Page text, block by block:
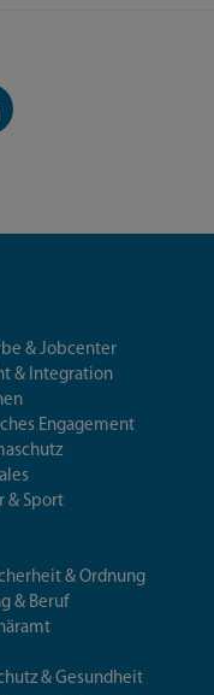
& Jobcenter
& Integration
Engagement
& Sport
& Ordnung
& Beruf
& Gesundheit